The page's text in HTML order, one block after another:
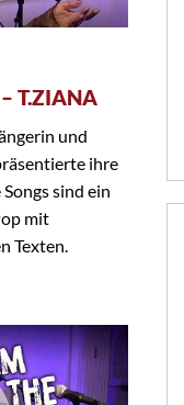
T.ZIANA
und
ihre
sind ein
mit
Texten.